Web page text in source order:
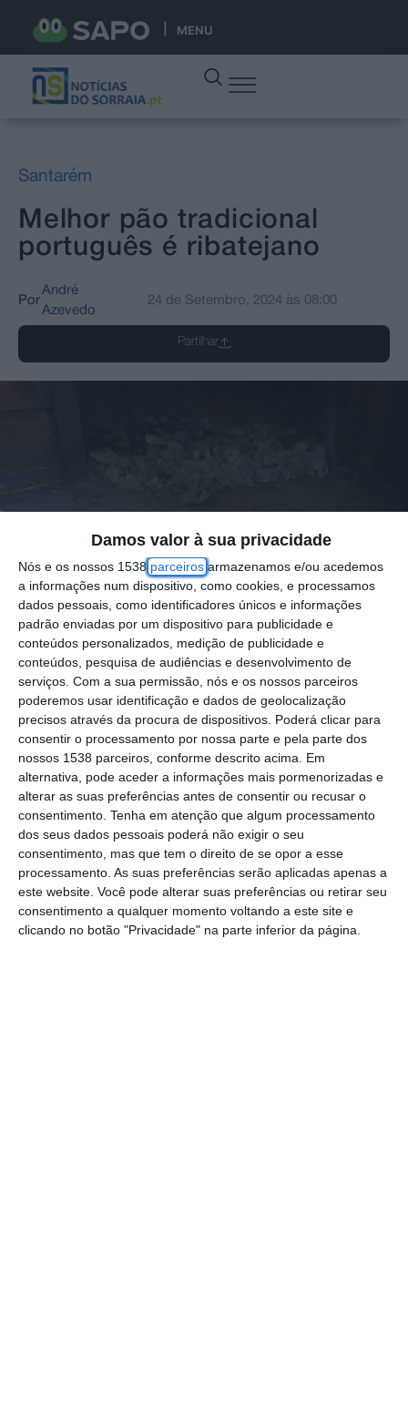
Damos valor à sua privacidade
Nós e os nossos 1538 parceiros armazenamos e/ou acedemos
a informações num dispositivo, como cookies, e processamos
dados pessoais, como identificadores únicos e informações
padrão enviadas por um dispositivo para publicidade e
conteúdos personalizados, medição de publicidade e
conteúdos, pesquisa de audiências e desenvolvimento de
serviços. Com a sua permissão, nós e os nossos parceiros
poderemos usar identificação e dados de geolocalização
precisos através da procura de dispositivos. Poderá clicar para
consentir o processamento por nossa parte e pela parte dos
nossos 1538 parceiros, conforme descrito acima. Em
alternativa, pode aceder a informações mais pormenorizadas e
alterar as suas preferências antes de consentir ou recusar o
consentimento. Tenha em atenção que algum processamento
dos seus dados pessoais poderá não exigir o seu
consentimento, mas que tem o direito de se opor a esse
processamento. As suas preferências serão aplicadas apenas a
este website. Você pode alterar suas preferências ou retirar seu
consentimento a qualquer momento voltando a este site e
clicando no botão "Privacidade" na parte inferior da página.
MENU
Santarém
Melhor pão tradicional
português é ribatejano
Por
André
Azevedo
24 de Setembro, 2024 às 08:00
Partilhar
O pão de trigo da “Padaria do Avô”, na
Ribeira Branca, concelho de Torres Novas,
ganhou o prémio “Melhor dos Melhores” no
13º Concurso Nacional de Pão Tradicional